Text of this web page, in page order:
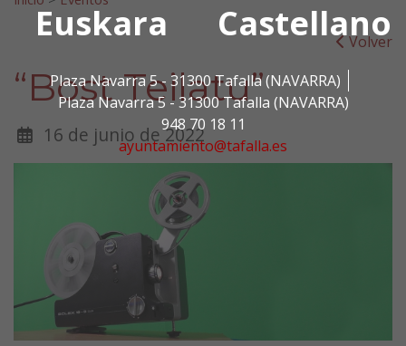
Euskara Castellano
Plaza Navarra 5 - 31300 Tafalla (NAVARRA)
Plaza Navarra 5 - 31300 Tafalla (NAVARRA)
948 70 18 11
ayuntamiento@tafalla.es
Volver
“Bost Teilatu”
16 de junio de 2022